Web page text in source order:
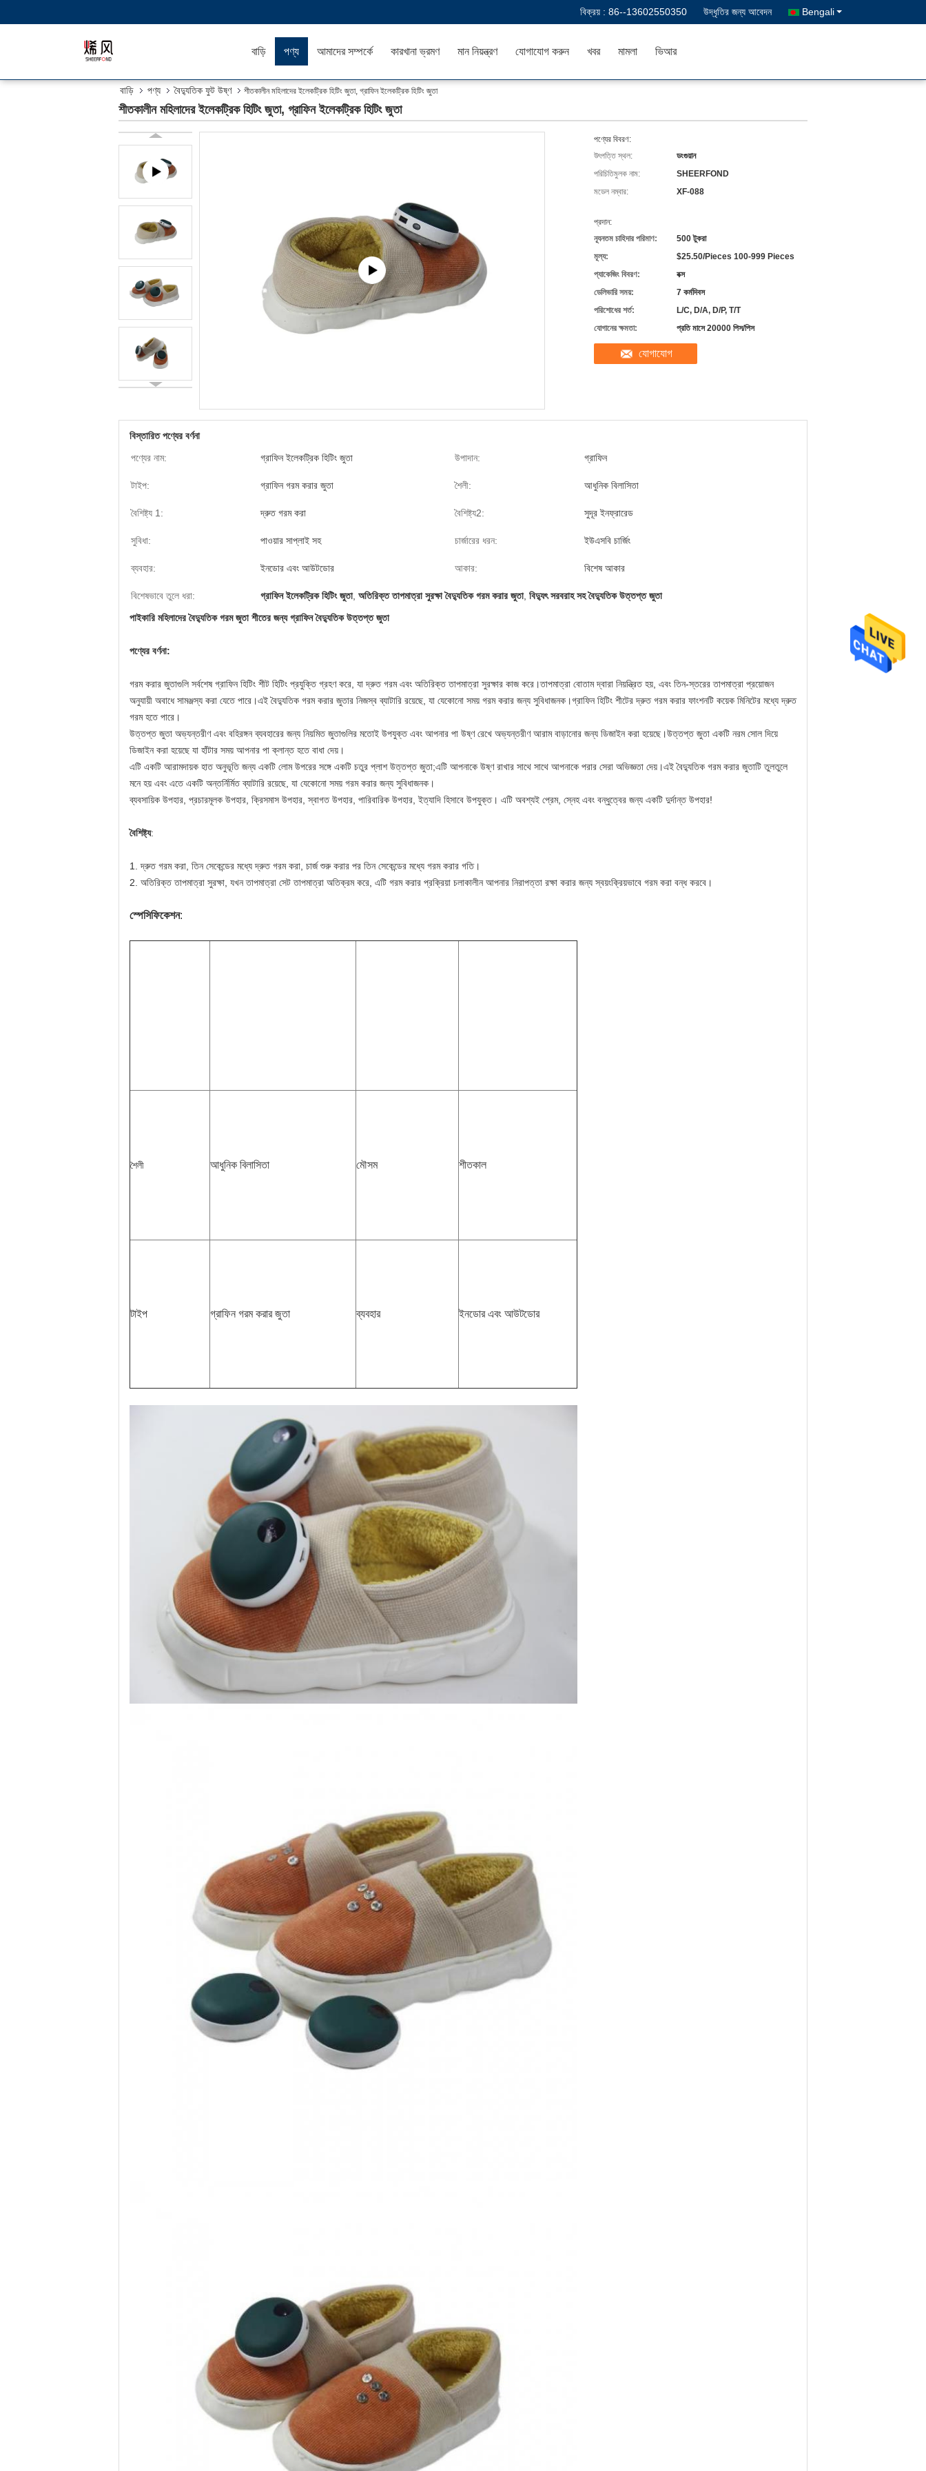
বিক্রয় : 86--13602550350 উদ্ধৃতির জন্য আবেদন Bengali
বাড়ি পণ্য আমাদের সম্পর্কে কারখানা ভ্রমণ মান নিয়ন্ত্রণ যোগাযোগ করুন খবর মামলা ভিআর
বাড়ি পণ্য বৈদ্যুতিক ফুট উষ্ণ শীতকালীন মহিলাদের ইলেকট্রিক হিটিং জুতা, গ্রাফিন ইলেকট্রিক হিটিং জুতা
শীতকালীন মহিলাদের ইলেকট্রিক হিটিং জুতা, গ্রাফিন ইলেকট্রিক হিটিং জুতা
পণ্যের বিবরণ:
উৎপত্তি স্থল:
ডংগুয়ান
পরিচিতিমুলক নাম:
SHEERFOND
মডেল নম্বার:
XF-088
প্রদান:
ন্যূনতম চাহিদার পরিমাণ:
500 টুকরা
মূল্য:
$25.50/Pieces 100-999 Pieces
প্যাকেজিং বিবরণ:
বক্স
ডেলিভারি সময়:
7 কর্মদিবস
পরিশোধের শর্ত:
L/C, D/A, D/P, T/T
যোগানের ক্ষমতা:
প্রতি মাসে 20000 পিস/পিস
যোগাযোগ
বিস্তারিত পণ্যের বর্ণনা
পণ্যের নাম:
গ্রাফিন ইলেকট্রিক হিটিং জুতা উপাদান: গ্রাফিন
টাইপ: গ্রাফিন গরম করার জুতা শৈলী: আধুনিক বিলাসিতা
বৈশিষ্ট্য 1: দ্রুত গরম করা বৈশিষ্ট্য2: সুদূর ইনফ্রারেড
সুবিধা: পাওয়ার সাপ্লাই সহ চার্জারের ধরন: ইউএসবি চার্জিং
ব্যবহার: ইনডোর এবং আউটডোর আকার: বিশেষ আকার
বিশেষভাবে তুলে ধরা: গ্রাফিন ইলেকট্রিক হিটিং জুতা, অতিরিক্ত তাপমাত্রা সুরক্ষা বৈদ্যুতিক গরম করার জুতা, বিদ্যুৎ সরবরাহ সহ বৈদ্যুতিক উত্তপ্ত জুতা
পাইকারি মহিলাদের বৈদ্যুতিক গরম জুতা শীতের জন্য গ্রাফিন বৈদ্যুতিক উত্তপ্ত জুতা
পণ্যের বর্ণনা:
গরম করার জুতাগুলি সর্বশেষ গ্রাফিন হিটিং শীট হিটিং প্রযুক্তি গ্রহণ করে, যা দ্রুত গরম এবং অতিরিক্ত তাপমাত্রা সুরক্ষার কাজ করে।তাপমাত্রা বোতাম দ্বারা নিয়ন্ত্রিত হয়, এবং তিন-স্তরের তাপমাত্রা প্রয়োজন
অনুযায়ী অবাধে সামঞ্জস্য করা যেতে পারে।এই বৈদ্যুতিক গরম করার জুতার নিজস্ব ব্যাটারি রয়েছে, যা যেকোনো সময় গরম করার জন্য সুবিধাজনক।গ্রাফিন হিটিং শীটের দ্রুত গরম করার ফাংশনটি কয়েক মিনিটের মধ্যে দ্রুত
গরম হতে পারে।
উত্তপ্ত জুতা অভ্যন্তরীণ এবং বহিরঙ্গন ব্যবহারের জন্য নিয়মিত জুতাগুলির মতোই উপযুক্ত এবং আপনার পা উষ্ণ রেখে অভ্যন্তরীণ আরাম বাড়ানোর জন্য ডিজাইন করা হয়েছে।উত্তপ্ত জুতা একটি নরম সোল দিয়ে
ডিজাইন করা হয়েছে যা হাঁটার সময় আপনার পা ক্লান্ত হতে বাধা দেয়।
এটি একটি আরামদায়ক হাত অনুভূতি জন্য একটি লোম উপরের সঙ্গে একটি চতুর প্লাশ উত্তপ্ত জুতা;এটি আপনাকে উষ্ণ রাখার সাথে সাথে আপনাকে পরার সেরা অভিজ্ঞতা দেয়।এই বৈদ্যুতিক গরম করার জুতাটি তুলতুলে
মনে হয় এবং এতে একটি অন্তর্নির্মিত ব্যাটারি রয়েছে, যা যেকোনো সময় গরম করার জন্য সুবিধাজনক।
ব্যবসায়িক উপহার, প্রচারমূলক উপহার, ক্রিসমাস উপহার, স্বাগত উপহার, পারিবারিক উপহার, ইত্যাদি হিসাবে উপযুক্ত। এটি অবশ্যই প্রেম, স্নেহ এবং বন্ধুত্বের জন্য একটি দুর্দান্ত উপহার!
বৈশিষ্ট্য:
1. দ্রুত গরম করা, তিন সেকেন্ডের মধ্যে দ্রুত গরম করা, চার্জ শুরু করার পর তিন সেকেন্ডের মধ্যে গরম করার গতি।
2. অতিরিক্ত তাপমাত্রা সুরক্ষা, যখন তাপমাত্রা সেট তাপমাত্রা অতিক্রম করে, এটি গরম করার প্রক্রিয়া চলাকালীন আপনার নিরাপত্তা রক্ষা করার জন্য স্বয়ংক্রিয়ভাবে গরম করা বন্ধ করবে।
স্পেসিফিকেশন:
শৈলী আধুনিক বিলাসিতা মৌসম শীতকাল
টাইপ গ্রাফিন গরম করার জুতা ব্যবহার ইনডোর এবং আউটডোর